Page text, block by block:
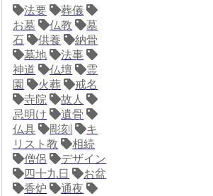
法要
葬儀
お墓
仏教
墓
石
供養
納骨
墓地
法事
神道
仏壇
霊
園
火葬
戒名
寺院
故人
忌明け
遺骨
仏具
彫刻
キ
リスト教
相続
僧侶
デザイン
四十九日
お盆
香炉
通夜